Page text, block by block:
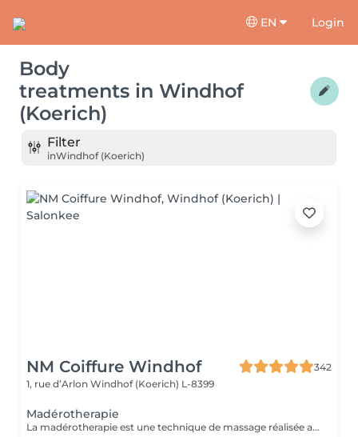
EN Login
Body
treatments in Windhof
(Koerich)
Filter
inWindhof (Koerich)
NM Coiffure Windhof
342
1, rue d’Arlon Windhof (Koerich) L-8399
Madérotherapie
La madérotherapie est une technique de massage réalisée avec des instruments en bois spécialement éllaboré affin de sculpter , tonifier votre corps. Naturelle et non invasive, celle- ci offre des résultats visibles et surtout durable dans le temps. Ses bienfaits : - Réduction de la cellulite - Grande amélioration de la circulation sanguine et lymphatique - Raffermissement de la peau - Diminution des tensions musculaires - Remodelage de la silhouette